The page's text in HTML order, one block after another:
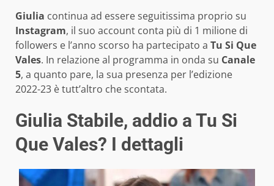
Giulia continua ad essere seguitissima proprio su
Instagram, il suo account conta più di 1 milione di
followers e l’anno scorso ha partecipato a Tu Si Que
Vales. In relazione al programma in onda su Canale
5, a quanto pare, la sua presenza per l’edizione
2022-23 è tutt’altro che scontata.
Giulia Stabile, addio a Tu Si
Que Vales? I dettagli